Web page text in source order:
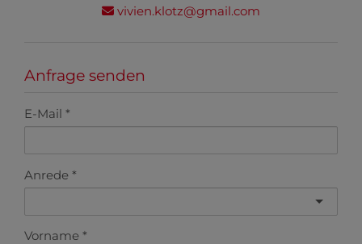
vivien.klotz@gmail.com
Anfrage senden
E-Mail
Anrede
Vorname